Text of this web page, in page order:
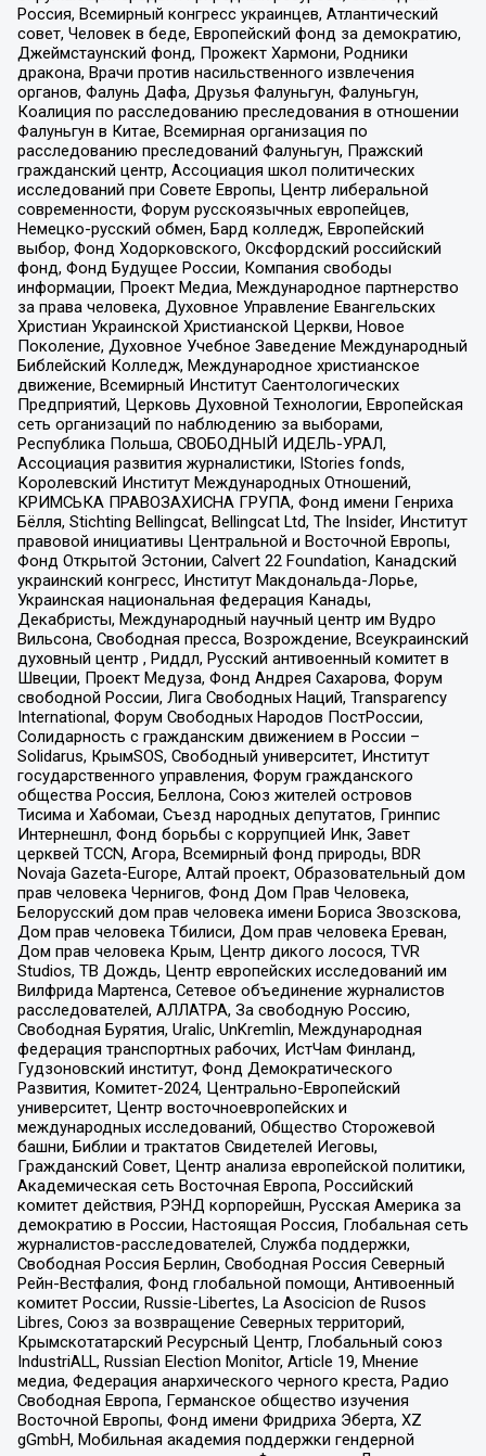
Россия, Всемирный конгресс украинцев, Атлантический
совет, Человек в беде, Европейский фонд за демократию,
Джеймстаунский фонд, Прожект Хармони, Родники
дракона, Врачи против насильственного извлечения
органов, Фалунь Дафа, Друзья Фалуньгун, Фалуньгун,
Коалиция по расследованию преследования в отношении
Фалуньгун в Китае, Всемирная организация по
расследованию преследований Фалуньгун, Пражский
гражданский центр, Ассоциация школ политических
исследований при Совете Европы, Центр либеральной
современности, Форум русскоязычных европейцев,
Немецко-русский обмен, Бард колледж, Европейский
выбор, Фонд Ходорковского, Оксфордский российский
фонд, Фонд Будущее России, Компания свободы
информации, Проект Медиа, Международное партнерство
за права человека, Духовное Управление Евангельских
Христиан Украинской Христианской Церкви, Новое
Поколение, Духовное Учебное Заведение Международный
Библейский Колледж, Международное христианское
движение, Всемирный Институт Саентологических
Предприятий, Церковь Духовной Технологии, Европейская
сеть организаций по наблюдению за выборами,
Республика Польша, СВОБОДНЫЙ ИДЕЛЬ-УРАЛ,
Ассоциация развития журналистики, IStories fonds,
Королевский Институт Международных Отношений,
КРИМСЬКА ПРАВОЗАХИСНА ГРУПА, Фонд имени Генриха
Бёлля, Stichting Bellingcat, Bellingcat Ltd, The Insider, Институт
правовой инициативы Центральной и Восточной Европы,
Фонд Открытой Эстонии, Calvert 22 Foundation, Канадский
украинский конгресс, Институт Макдональда-Лорье,
Украинская национальная федерация Канады,
Декабристы, Международный научный центр им Вудро
Вильсона, Свободная пресса, Возрождение, Всеукраинский
духовный центр , Риддл, Русский антивоенный комитет в
Швеции, Проект Медуза, Фонд Андрея Сахарова, Форум
свободной России, Лига Свободных Наций, Transparеncy
International, Форум Свободных Народов ПостРоссии,
Солидарность с гражданским движением в России –
Solidarus, КрымSOS, Свободный университет, Институт
государственного управления, Форум гражданского
общества Россия, Беллона, Союз жителей островов
Тисима и Хабомаи, Съезд народных депутатов, Гринпис
Интернешнл, Фонд борьбы с коррупцией Инк, Завет
церквей TCCN, Агора, Всемирный фонд природы, BDR
Novaja Gazeta-Europe, Алтай проект, Образовательный дом
прав человека Чернигов, Фонд Дом Прав Человека,
Белорусский дом прав человека имени Бориса Звозскова,
Дом прав человека Тбилиси, Дом прав человека Ереван,
Дом прав человека Крым, Центр дикого лосося, TVR
Studios, ТВ Дождь, Центр европейских исследований им
Вилфрида Мартенса, Сетевое объединение журналистов
расследователей, АЛЛАТРА, За свободную Россию,
Свободная Бурятия, Uralic, UnKremlin, Международная
федерация транспортных рабочих, ИстЧам Финланд,
Гудзоновский институт, Фонд Демократического
Развития, Комитет-2024, Центрально-Европейский
университет, Центр восточноевропейских и
международных исследований, Общество Сторожевой
башни, Библии и трактатов Свидетелей Иеговы,
Гражданский Совет, Центр анализа европейской политики,
Академическая сеть Восточная Европа, Российский
комитет действия, РЭНД корпорейшн, Русская Америка за
демократию в России, Настоящая Россия, Глобальная сеть
журналистов-расследователей, Служба поддержки,
Свободная Россия Берлин, Свободная Россия Северный
Рейн-Вестфалия, Фонд глобальной помощи, Антивоенный
комитет России, Russie-Libertes, La Asocicion de Rusos
Libres, Союз за возвращение Северных территорий,
Крымскотатарский Ресурсный Центр, Глобальный союз
IndustriALL, Russian Election Monitor, Article 19, Мнение
медиа, Федерация анархического черного креста, Радио
Свободная Европа, Германское общество изучения
Восточной Европы, Фонд имени Фридриха Эберта, XZ
gGmbH, Мобильная академия поддержки гендерной